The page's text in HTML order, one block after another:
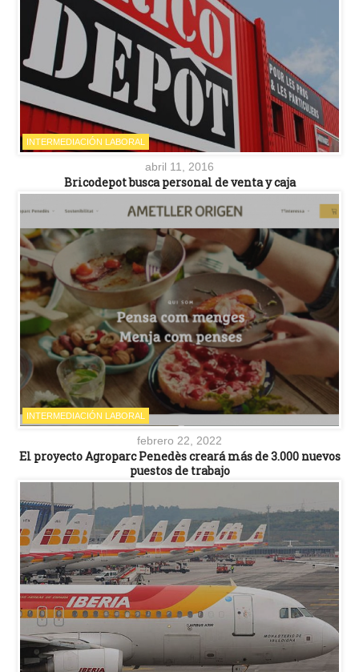
INTERMEDIACIÓN LABORAL
abril 11, 2016
Bricodepot busca personal de venta y caja
INTERMEDIACIÓN LABORAL
febrero 22, 2022
El proyecto Agroparc Penedès creará más de 3.000 nuevos
puestos de trabajo